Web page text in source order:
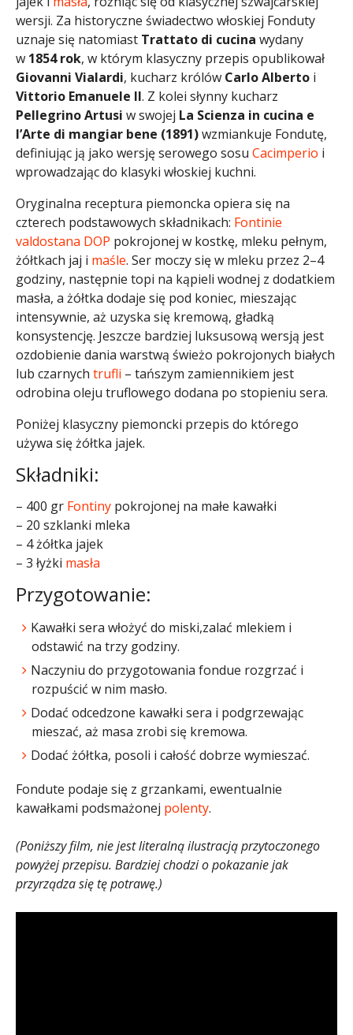
wersji. Za historyczne świadectwo włoskiej Fonduty
uznaje się natomiast Trattato di cucina wydany
w 1854 rok, w którym klasyczny przepis opublikował
Giovanni Vialardi, kucharz królów Carlo Alberto i
Vittorio Emanuele II. Z kolei słynny kucharz
Pellegrino Artusi w swojej La Scienza in cucina e
l’Arte di mangiar bene (1891)wzmiankuje Fondutę,
definiując ją jako wersję serowego sosu Cacimperio i
wprowadzając do klasyki włoskiej kuchni.
Oryginalna receptura piemoncka opiera się na
czterech podstawowych składnikach: Fontinie
valdostana DOP pokrojonej w kostkę, mleku pełnym,
żółtkach jaj i maśle. Ser moczy się w mleku przez 2–4
godziny, następnie topi na kąpieli wodnej z dodatkiem
masła, a żółtka dodaje się pod koniec, mieszając
intensywnie, aż uzyska się kremową, gładką
konsystencję. Jeszcze bardziej luksusową wersją jest
ozdobienie dania warstwą świeżo pokrojonych białych
lub czarnych trufli – tańszym zamiennikiem jest
odrobina oleju truflowego dodana po stopieniu sera.
Poniżej klasyczny piemoncki przepis do którego
używa się żółtka jajek.
Składniki:
– 400 gr Fontiny pokrojonej na małe kawałki
– 20 szklanki mleka
– 4 żółtka jajek
– 3 łyżki masła
Przygotowanie:
Kawałki sera włożyć do miski,zalać mlekiem i
odstawić na trzy godziny.
Naczyniu do przygotowania fondue rozgrzać i
rozpuścić w nim masło.
Dodać odcedzone kawałki sera i podgrzewając
mieszać, aż masa zrobi się kremowa.
Dodać żółtka, posoli i całość dobrze wymieszać.
Fondute podaje się z grzankami, ewentualnie
kawałkami podsmażonej polenty.
(Poniższy film, nie jest literalną ilustracją przytoczonego
powyżej przepisu. Bardziej chodzi o pokazanie jak
przyrządza się tę potrawę.)